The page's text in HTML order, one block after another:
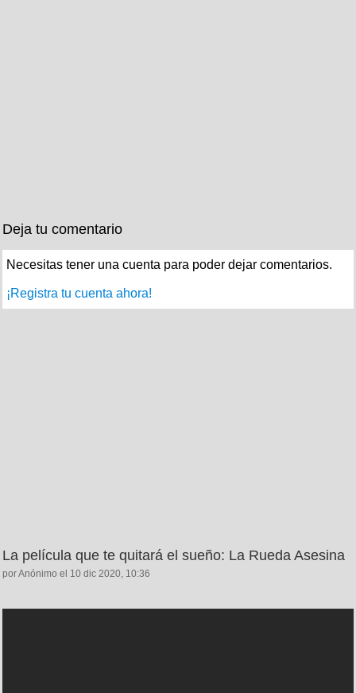
Deja tu comentario
Necesitas tener una cuenta para poder dejar comentarios.
¡Registra tu cuenta ahora!
La película que te quitará el sueño: La Rueda Asesina
por Anónimo el 10 dic 2020, 10:36